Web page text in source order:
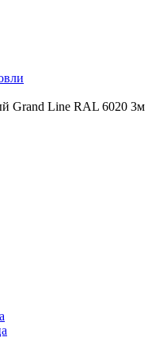
Grand Line RAL 6020 3м